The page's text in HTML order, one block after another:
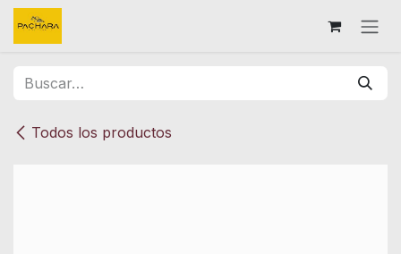
Ir al contenido
Todos los productos